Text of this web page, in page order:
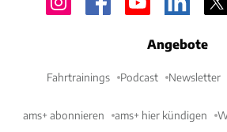
Angebote
Fahrtrainings Podcast Newsletter
ams+ abonnieren ams+ hier kündigen